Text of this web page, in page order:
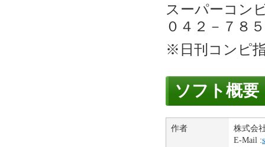
スーパーコン
０４２－７８
※日刊コンピ
ソフト概要
作者
株式会
E-Mail :